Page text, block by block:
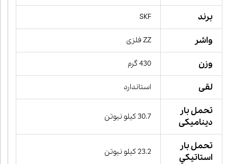
برند SKF
واشر ZZ فلزی
وزن 430 گرم
لقی استاندارد
تحمل بار
دینامیکی
30.7 کیلو نیوتن
تحمل بار
استاتيكي
23.2 کیلو نیوتن